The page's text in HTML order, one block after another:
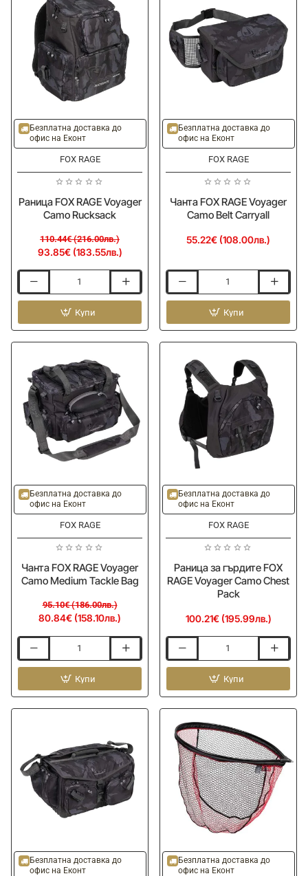
Carryall
-15%
Безплатна доставка до
офис на Еконт
FOX RAGE
Раница FOX RAGЕ Voyager
Camo Rucksack
93.85€ (183.55лв.)
110.44€ (216.00лв.)
FOX
Voyager
Camo
Купи
Безплатна доставка до
офис на Еконт
FOX RAGE
Чанта FOX RAGЕ Voyager
Camo Belt Carryall
55.22€ (108.00лв.)
FOX
Voyager
Camo
Carryall
Купи
-15%
Безплатна доставка до
офис на Еконт
FOX RAGE
Чанта FOX RAGЕ Voyager
Camo Medium Tackle Bag
80.84€ (158.10лв.)
95.10€ (186.00лв.)
FOX
Voyager
Camo
Купи
Безплатна доставка до
офис на Еконт
FOX RAGE
Раница за гърдите FOX
RAGЕ Voyager Camo Chest
Pack
100.21€ (195.99лв.)
за
FOX
RAGЕ
Voyager
Camo
Chest
Pack
Купи
Безплатна доставка до
офис на Еконт
Безплатна доставка до
офис на Еконт